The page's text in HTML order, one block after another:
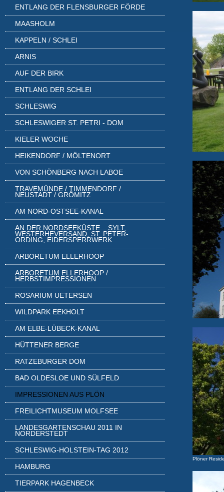
Plöner
ENTLANG DER FLENSBURGER FÖRDE
MAASHOLM
KAPPELN / SCHLEI
ARNIS
AUF DER BIRK
ENTLANG DER SCHLEI
SCHLESWIG
SCHLESWIGER ST. PETRI - DOM
KIELER WOCHE
HEIKENDORF / MÖLTENORT
VON SCHÖNBERG NACH LABOE
TRAVEMÜNDE / TIMMENDORF /
NEUSTADT / GRÖMITZ
AM NORD-OSTSEE-KANAL
AN DER NORDSEEKÜSTE... SYLT,
WESTERHEVERSAND, ST. PETER-
ORDING, EIDERSPERRWERK
ARBORETUM ELLERHOOP
ARBORETUM ELLERHOOP /
HERBSTIMPRESSIONEN
ROSARIUM UETERSEN
WILDPARK EEKHOLT
AM ELBE-LÜBECK-KANAL
HÜTTENER BERGE
RATZEBURGER DOM
BAD OLDESLOE UND SÜLFELD
IMPRESSIONEN AUS PLÖN
FREILICHTMUSEUM MOLFSEE
LANDESGARTENSCHAU 2011 IN
NORDERSTEDT
SCHLESWIG-HOLSTEIN-TAG 2012
HAMBURG
TIERPARK HAGENBECK